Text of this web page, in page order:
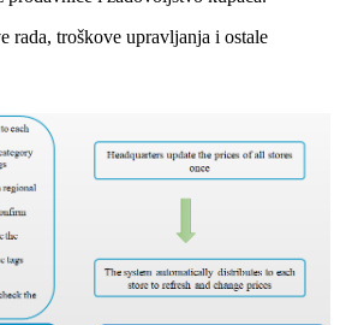
rada, troškove upravljanja i ostale